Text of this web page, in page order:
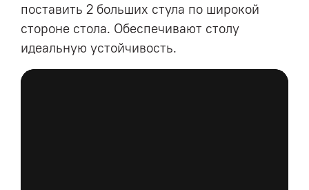
поставить 2 больших стула по широкой
стороне стола. Обеспечивают столу
идеальную устойчивость.